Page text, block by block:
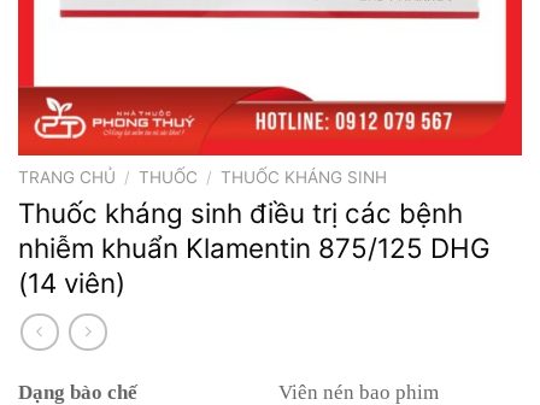
TRANG CHỦ / THUỐC / THUỐC KHÁNG SINH
Thuốc kháng sinh điều trị các bệnh
nhiễm khuẩn Klamentin 875/125 DHG
(14 viên)
Dạng bào chế
Viên nén bao phim